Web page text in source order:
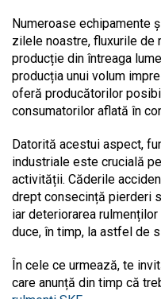
Numeroase echipamente
zilele noastre, fluxurile de
producție din întreaga
producția unui volum
oferă producătorilor
consumatorilor aflată în
Datorită acestui aspect,
industriale este crucială
activității. Căderile
drept consecință pierderi
iar deteriorarea
duce, în timp, la astfel de
În cele ce urmează, te
care anunță din timp că